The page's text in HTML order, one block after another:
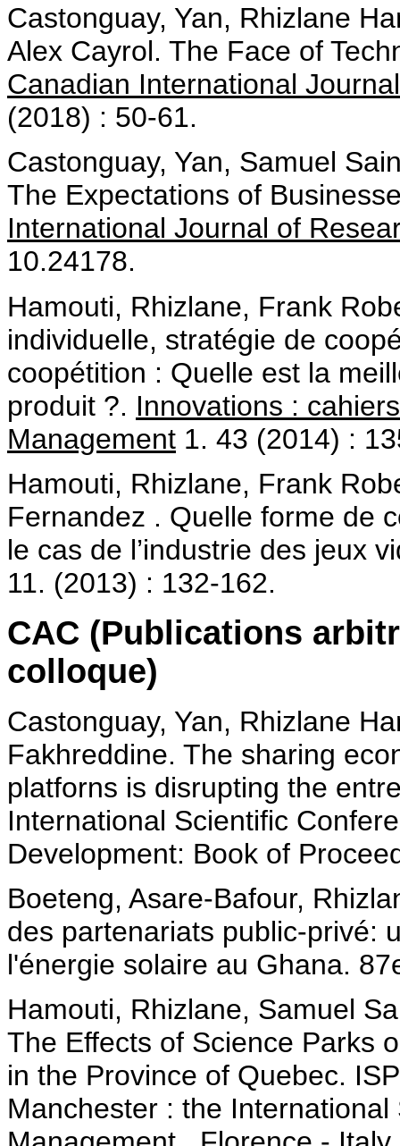
Castonguay, Yan, Rhizlane
Alex Cayrol. The Face of
Canadian International
(2018) : 50-61.
Castonguay, Yan, Samuel
The Expectations of
International Journal of
10.24178.
Hamouti, Rhizlane, Frank
individuelle, stratégie de
coopétition : Quelle est la
produit ?. Innovations :
Management 1. 43 (2014) :
Hamouti, Rhizlane, Frank
Fernandez . Quelle forme de
le cas de l’industrie des jeux
11. (2013) : 132-162.
CAC (Publications
colloque)
Castonguay, Yan, Rhizlane
Fakhreddine. The sharing
platforns is disrupting the
International Scientific
Development: Book of
Boeteng, Asare-Bafour,
des partenariats public-privé:
l'énergie solaire au Ghana.
Hamouti, Rhizlane, Samuel
The Effects of Science Parks
in the Province of Quebec.
Manchester : the